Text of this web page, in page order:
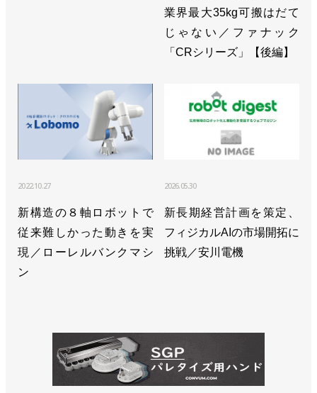
業界最大35kg可搬はだて
じゃない／ファナック
「CRシリーズ」【後編】
2022.10.27
新構造の８軸ロボットで
従来難しかった動きを実
現／ローレルバンクマシ
ン
2026.05.30
新長期経営計画を策定、
フィジカルAIの市場開拓に
挑戦／安川電機